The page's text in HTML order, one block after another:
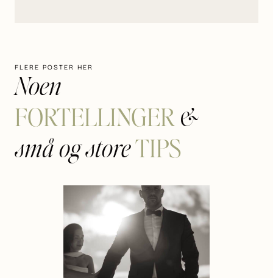
FLERE POSTER HER
Noen
FORTELLINGER &
små og storeTIPS